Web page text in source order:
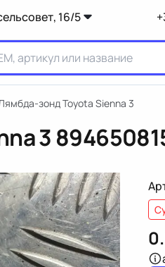
16/5
зонд Toyota Sienna 3
3